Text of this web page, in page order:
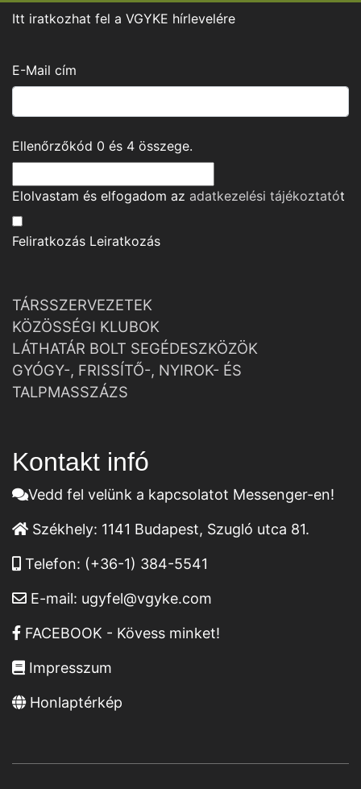
Itt iratkozhat fel a VGYKE hírlevelére
E-Mail cím
Ellenőrzőkód 0 és 4 összege.
Elolvastam és elfogadom az adatkezelési tájékoztatót
Feliratkozás Leiratkozás
TÁRSSZERVEZETEK
KÖZÖSSÉGI KLUBOK
LÁTHATÁR BOLT SEGÉDESZKÖZÖK
GYÓGY-, FRISSÍTŐ-, NYIROK- ÉS
TALPMASSZÁZS
Kontakt infó
Vedd fel velünk a kapcsolatot Messenger-en!
Székhely: 1141 Budapest, Szugló utca 81.
Telefon: (+36-1) 384-5541
E-mail: ugyfel@vgyke.com
FACEBOOK - Kövess minket!
Impresszum
Honlaptérkép